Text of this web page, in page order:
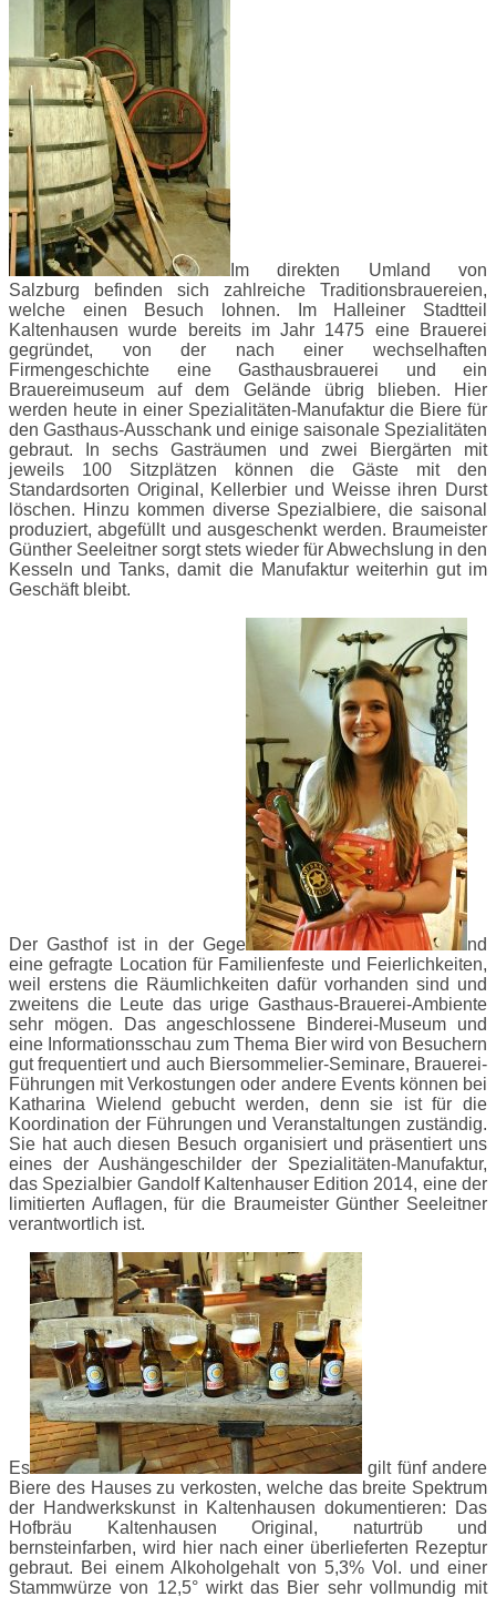
Im direkten Umland von
Salzburg befinden sich zahlreiche Traditionsbrauereien,
welche einen Besuch lohnen. Im Halleiner Stadtteil
Kaltenhausen wurde bereits im Jahr 1475 eine Brauerei
gegründet, von der nach einer wechselhaften
Firmengeschichte eine Gasthausbrauerei und ein
Brauereimuseum auf dem Gelände übrig blieben. Hier
werden heute in einer Spezialitäten-Manufaktur die Biere für
den Gasthaus-Ausschank und einige saisonale Spezialitäten
gebraut. In sechs Gasträumen und zwei Biergärten mit
jeweils 100 Sitzplätzen können die Gäste mit den
Standardsorten Original, Kellerbier und Weisse ihren Durst
löschen. Hinzu kommen diverse Spezialbiere, die saisonal
produziert, abgefüllt und ausgeschenkt werden. Braumeister
Günther Seeleitner sorgt stets wieder für Abwechslung in den
Kesseln und Tanks, damit die Manufaktur weiterhin gut im
Geschäft bleibt.
Der Gasthof ist in der Gege
nd
eine gefragte Location für Familienfeste und Feierlichkeiten,
weil erstens die Räumlichkeiten dafür vorhanden sind und
zweitens die Leute das urige Gasthaus-Brauerei-Ambiente
sehr mögen. Das angeschlossene Binderei-Museum und
eine Informationsschau zum Thema Bier wird von Besuchern
gut frequentiert und auch Biersommelier-Seminare, Brauerei-
Führungen mit Verkostungen oder andere Events können bei
Katharina Wielend gebucht werden, denn sie ist für die
Koordination der Führungen und Veranstaltungen zuständig.
Sie hat auch diesen Besuch organisiert und präsentiert uns
eines der Aushängeschilder der Spezialitäten-Manufaktur,
das Spezialbier Gandolf Kaltenhauser Edition 2014, eine der
limitierten Auflagen, für die Braumeister Günther Seeleitner
verantwortlich ist.
Es
gilt fünf andere
Biere des Hauses zu verkosten, welche das breite Spektrum
der Handwerkskunst in Kaltenhausen dokumentieren: Das
Hofbräu Kaltenhausen Original, naturtrüb und
bernsteinfarben, wird hier nach einer überlieferten Rezeptur
gebraut. Bei einem Alkoholgehalt von 5,3% Vol. und einer
Stammwürze von 12,5° wirkt das Bier sehr vollmundig mit